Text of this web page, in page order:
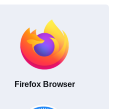
Firefox Browser